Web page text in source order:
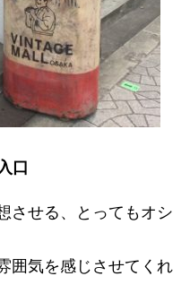
口
させる、とってもオシ
囲気を感じさせてくれ